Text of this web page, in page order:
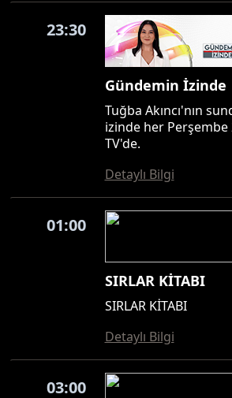
23:30
Gündemin İzinde
Tuğba Akıncı'nın
izinde her Perşembe
TV'de.
Detaylı Bilgi
01:00
SIRLAR KİTABI
SIRLAR KİTABI
Detaylı Bilgi
03:00